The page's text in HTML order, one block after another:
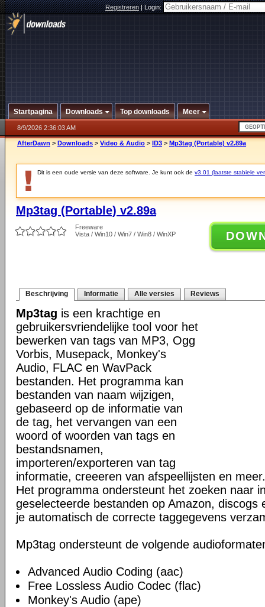
Registreren|Login:
Startpagina Downloads Top downloads Meer
8/9/2026 2:36:03 AM
AfterDawn > Downloads > Video & Audio > ID3 > Mp3tag (Portable) v2.89a
Dit is een oude versie van deze software. Je kunt ook de v3.01 (laatste stabiele
Mp3tag (Portable) v2.89a
Freeware
Vista / Win10 / Win7 / Win8 / WinXP
Beschrijving Informatie Alle versies Reviews
Mp3tag is een krachtige en
gebruikersvriendelijke tool voor het
bewerken van tags van MP3, Ogg
Vorbis, Musepack, Monkey's
Audio, FLAC en WavPack
bestanden. Het programma kan
bestanden van naam wijzigen,
gebaseerd op de informatie van
de tag, het vervangen van een
woord of woorden van tags en
bestandsnamen,
importeren/exporteren van tag
informatie, creeeren van afspeellijsten en meer.
Het programma ondersteunt het zoeken naar
geselecteerde bestanden op Amazon, discogs
je automatisch de correcte taggegevens
Mp3tag ondersteunt de volgende
Advanced Audio Coding (aac)
Free Lossless Audio Codec (flac)
Monkey's Audio (ape)